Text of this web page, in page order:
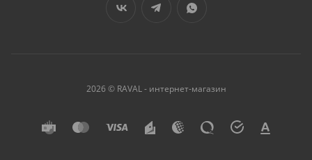
2026 © RAVAL - интернет-магазин